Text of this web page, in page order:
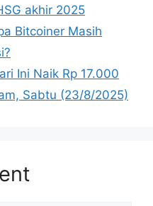
akhir 2025
Bitcoiner Masih
Ini Naik Rp 17.000
Sabtu (23/8/2025)